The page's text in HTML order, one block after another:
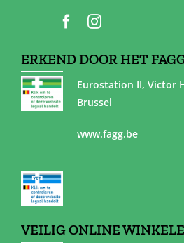
ERKEND DOOR HET
Eurostation II, Victor
Brussel
www.fagg.be
VEILIG ONLINE